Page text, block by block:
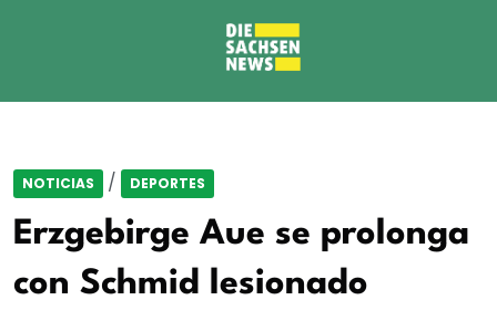
NOTICIAS / DEPORTES
Erzgebirge Aue se prolonga
con Schmid lesionado